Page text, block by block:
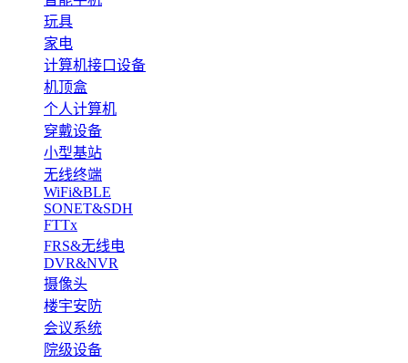
玩具
家电
计算机接口设备
机顶盒
个人计算机
穿戴设备
小型基站
无线终端
WiFi&BLE
SONET&SDH
FTTx
FRS&无线电
DVR&NVR
摄像头
楼宇安防
会议系统
院级设备